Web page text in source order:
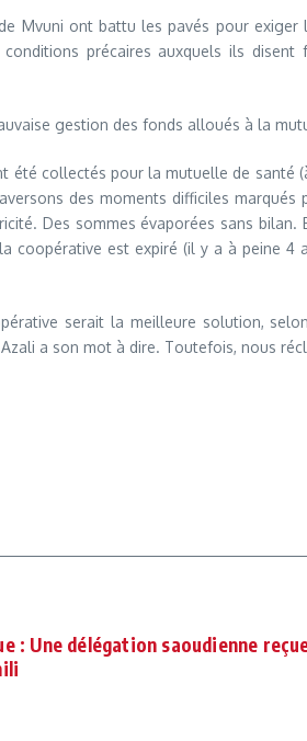
Mvuni ont battu les pavés pour
précaires auxquels ils
gestion des fonds alloués à la
été collectés pour la mutuelle de
des moments difficiles
Des sommes évaporées sans
coopérative est expiré (il y a à peine
serait la meilleure solution,
a son mot à dire. Toutefois, nous
: Une délégation saoudienne